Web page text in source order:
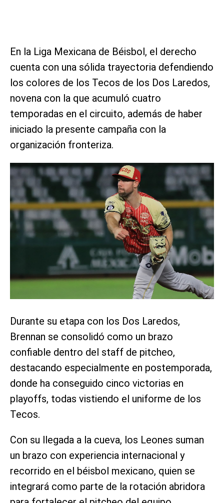
En la Liga Mexicana de Béisbol, el derecho
cuenta con una sólida trayectoria defendiendo
los colores de los Tecos de los Dos Laredos,
novena con la que acumuló cuatro
temporadas en el circuito, además de haber
iniciado la presente campaña con la
organización fronteriza.
Durante su etapa con los Dos Laredos,
Brennan se consolidó como un brazo
confiable dentro del staff de pitcheo,
destacando especialmente en postemporada,
donde ha conseguido cinco victorias en
playoffs, todas vistiendo el uniforme de los
Tecos.
Con su llegada a la cueva, los Leones suman
un brazo con experiencia internacional y
recorrido en el béisbol mexicano, quien se
integrará como parte de la rotación abridora